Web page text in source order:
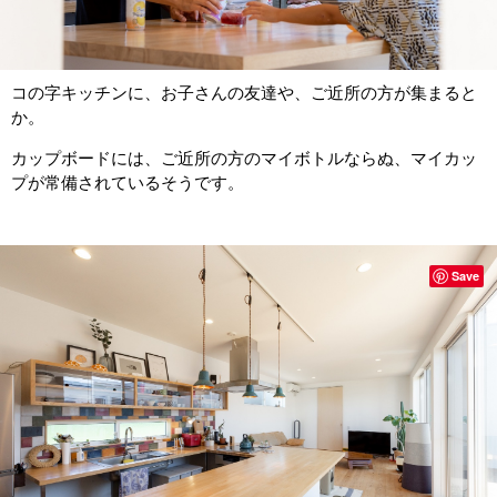
コの字キッチンに、お子さんの友達や、ご近所の方が集まると
か。
カップボードには、ご近所の方のマイボトルならぬ、マイカッ
プが常備されているそうです。
Save